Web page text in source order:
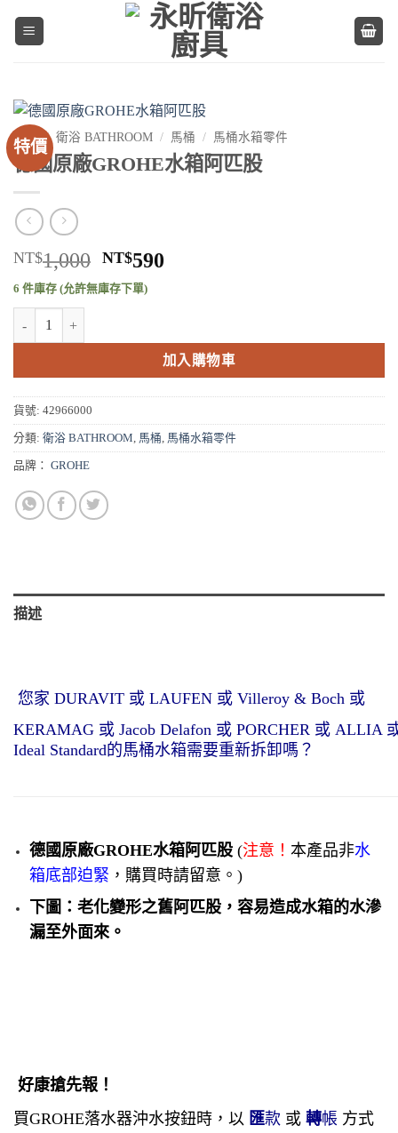
特價
首頁 / 衛浴 BATHROOM / 馬桶 / 馬桶水箱零件
德國原廠GROHE水箱阿匹股
NT$1,000 原
始
NT$1,000。
NT$590
NT$590。
6 件庫存 (允許無庫存下單)
加入購物車
貨號: 42966000
分類: 衛浴 BATHROOM, 馬桶, 馬桶水箱零件
品牌： GROHE
描述
您家 DURAVIT 或 LAUFEN 或 Villeroy & Boch 或
KERAMAG 或 Jacob Delafon 或 PORCHER 或 ALLIA
Ideal Standard的馬桶水箱需要重新拆卸嗎？
德國原廠GROHE水箱阿匹股(注意！本產品非水
箱底部迫緊 ，購買時請留意。)
下圖：老化變形之舊阿匹股，容易造成水箱的水滲
漏至外面來。
好康搶先報！
買GROHE落水器沖水按鈕時，以 匯款 或 轉帳 方式